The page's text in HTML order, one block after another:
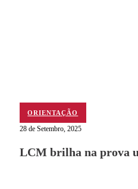
ORIENTAÇÃO
28 de Setembro, 2025
LCM brilha na prova